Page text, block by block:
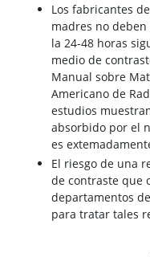
Los fabricantes
madres no
la 24-48 horas
medio de
Manual sobre
Americano de
estudios
absorbido por el
es
El riesgo de una
de contraste que
departamentos
para tratar tales